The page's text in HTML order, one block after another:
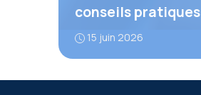
conseils pratiques
15 juin 2026